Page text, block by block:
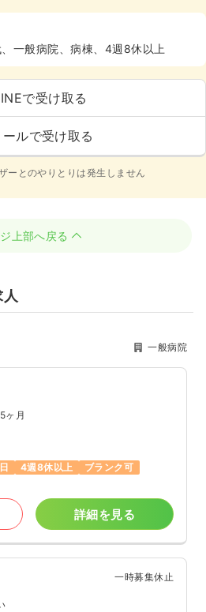
一般病院、病棟、4週8休以上
で受け取る
ールで受け取る
ーとのやりとりは発生しません
上部へ戻る
一般病院
ヶ月
4週8休以上
ブランク可
詳細を見る
一時募集休止